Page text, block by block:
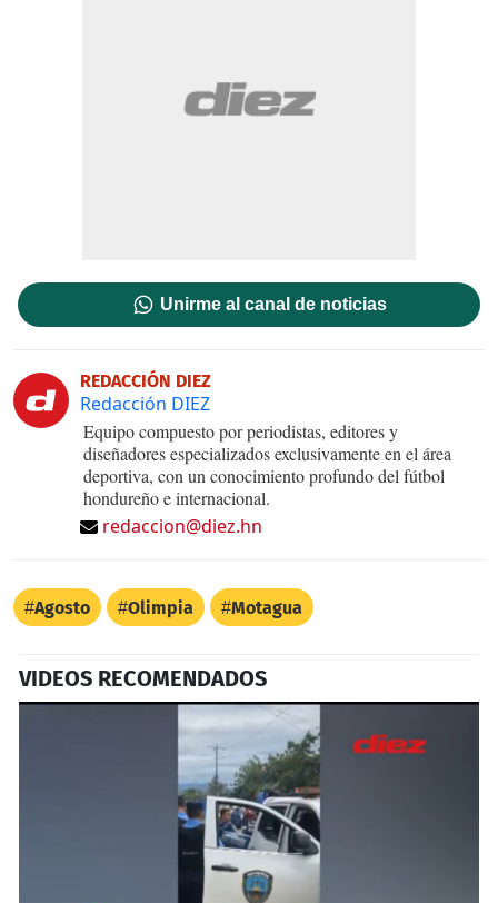
Unirme al canal de noticias
REDACCIÓN DIEZ
Redacción DIEZ
Equipo compuesto por periodistas, editores y
diseñadores especializados exclusivamente en el área
deportiva, con un conocimiento profundo del fútbol
hondureño e internacional.
redaccion@diez.hn
Agosto Olimpia Motagua
VIDEOS RECOMENDADOS